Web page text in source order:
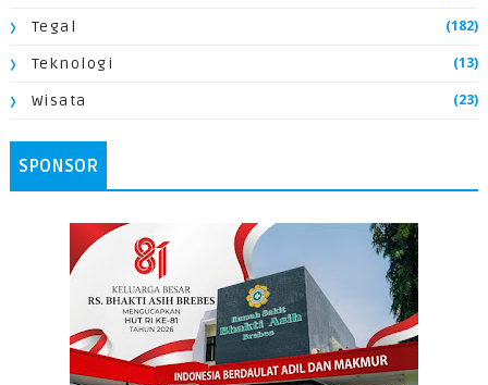
Tegal (182)
Teknologi (13)
Wisata (23)
SPONSOR